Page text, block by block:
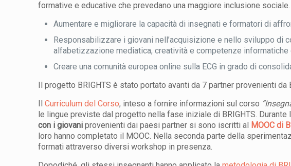
formative e educative che prevedano una maggiore inclusione
Aumentare e migliorare la capacità di insegnati e formatori di
Responsabilizzare i giovani nell’acquisizione e nello sviluppo
alfabetizzazione mediatica, creatività e competenze
Creare una comunità europea online sulla ECG in grado di
Il progetto BRIGHTS è stato portato avanti da 7 partner provenienti da
IlCurriculum del Corso, inteso a fornire informazioni sul corso
le lingue previste dal progetto nella fase iniziale di BRIGHTS.
con i giovaniprovenienti dai paesi partner si sono iscritti al MOOC di
loro hanno completato il MOOC. Nella seconda parte della
formati attraverso diversi workshop in presenza.